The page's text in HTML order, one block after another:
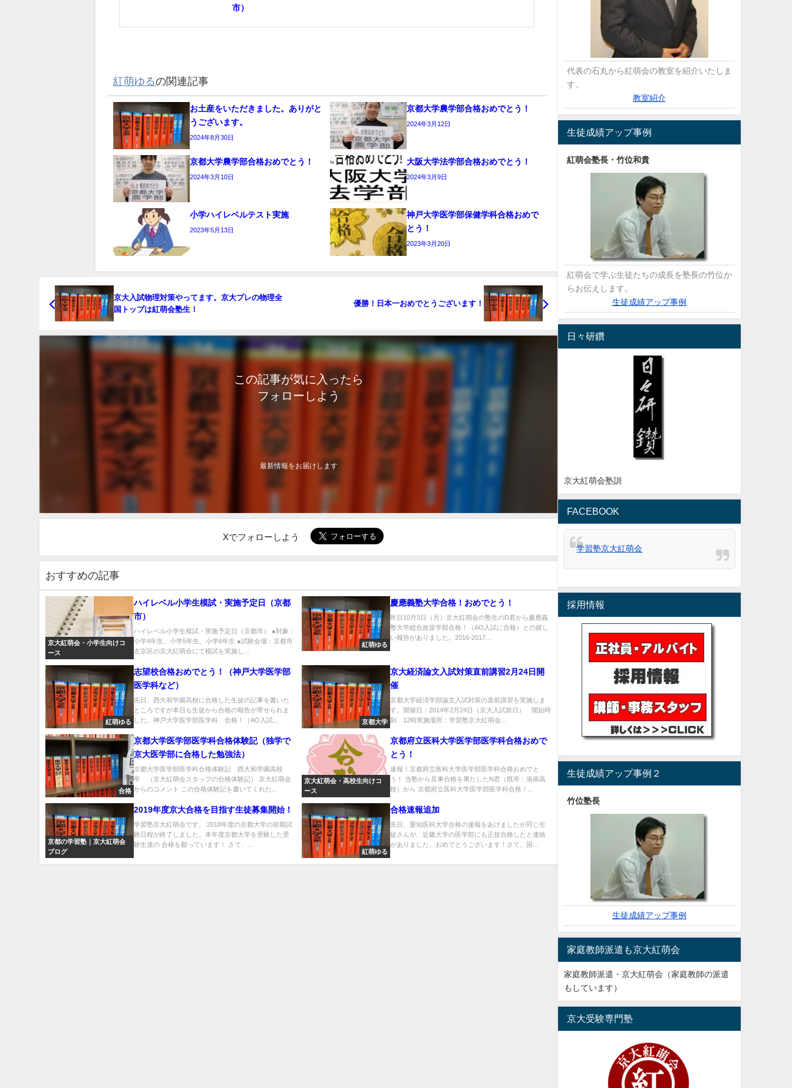
市）
紅萌ゆるの関連記事
お土産をいただきました。ありがと
うございます。
2024年8月30日
京都大学農学部合格おめでとう！
2024年3月12日
京都大学農学部合格おめでとう！
2024年3月10日
大阪大学法学部合格おめでとう！
2024年3月9日
小学ハイレベルテスト実施
2023年5月13日
神戸大学医学部保健学科合格おめで
とう！
2023年3月20日
京大入試物理対策やってます。京大プレの物理全
国トップは紅萌会塾生！
優勝！日本一おめでとうございます！
この記事が気に入ったら
フォローしよう
最新情報をお届けします
Xでフォローしよう
おすすめの記事
京大紅萌会・小学生向けコ
ース
ハイレベル小学生模試・実施予定日（京都
市）
ハイレベル小学生模試・実施予定日（京都市） ●対象：
小学4年生、小学5年生、小学6年生 ●試験会場：京都市
左京区の京大紅萌会にて模試を実施し...
紅萌ゆる
慶應義塾大学合格！おめでとう！
昨日10月3日（月）京大紅萌会の塾生のD君から慶應義
塾大学総合政策学部合格！（AO入試に合格）との嬉し
い報告がありました。2016-2017...
紅萌ゆる
志望校合格おめでとう！（神戸大学医学部
医学科など）
先日、西大和学園高校に合格した生徒の記事を書いた
ところですが本日も生徒から合格の報告が寄せられま
した。神戸大学医学部医学科 合格！（AO入試...
京都大学
京大経済論文入試対策直前講習2月24日開
催
京都大学経済学部論文入試対策の直前講習を実施しま
す。開催日：2014年2月24日（京大入試前日） 開始時
刻 12時実施場所：学習塾京大紅萌会...
合格
京都大学医学部医学科合格体験記（独学で
京大医学部に合格した勉強法）
京都大学医学部医学科合格体験記 西大和学園高校
卒 （京大紅萌会スタッフの合格体験記） 京大紅萌会
からのコメント この合格体験記を書いてくれた...
京大紅萌会・高校生向けコ
ース
京都府立医科大学医学部医学科合格おめで
とう！
速報！京都府立医科大学医学部医学科合格おめでと
う！ 当塾から見事合格を果たしたN君（既卒：洛南高
校）から 京都府立医科大学医学部医学科合格！...
京都の学習塾｜京大紅萌会
ブログ
2019年度京大合格を目指す生徒募集開始！
学習塾京大紅萌会です。 2018年度の京都大学の前期試
験日程が終了しました。本年度京都大学を受験した受
験生達の 合格を願っています！ さて、...
紅萌ゆる
合格速報追加
先日、愛知医科大学合格の速報をあげましたが同じ生
徒さんが、近畿大学の医学部にも正規合格したと連絡
がありました。おめでとうございます！さて、国...
代表の石丸から紅萌会の教室を紹介いたしま
す。
教室紹介
生徒成績アップ事例
紅萌会塾長・竹位和貴
紅萌会で学ぶ生徒たちの成長を塾長の竹位か
らお伝えします。
生徒成績アップ事例
日々研鑽
京大紅萌会塾訓
FACEBOOK
学習塾京大紅萌会
採用情報
生徒成績アップ事例２
竹位塾長
生徒成績アップ事例
家庭教師派遣も京大紅萌会
家庭教師派遣・京大紅萌会（家庭教師の派遣
もしています）
京大受験専門塾